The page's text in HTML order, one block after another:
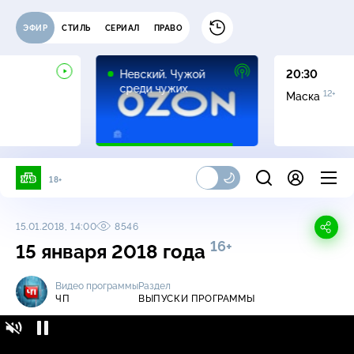
ЭФИР СТИЛЬ СЕРИАЛ ПРАВО
Невский. Чужой
среди чужих
16+
20:30
Маска 12+
18+
15.01.2018, 14:00 8546
15 января 2018 года 16+
Видео программы
ЧП
Раздел
ВЫПУСКИ ПРОГРАММЫ